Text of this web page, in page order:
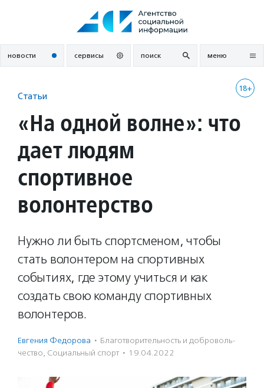
новости сервисы поиск меню
18+
Статьи
«На одной волне»: что
дает людям
спортивное
волонтерство
Нужно ли быть спортсменом, чтобы
стать волонтером на спортивных
событиях, где этому учиться и как
создать свою команду спортивных
волонтеров.
Евгения Федорова · Благотвори­тель­ность и доброволь­
чест­во, Социальный спорт · 19.04.2022